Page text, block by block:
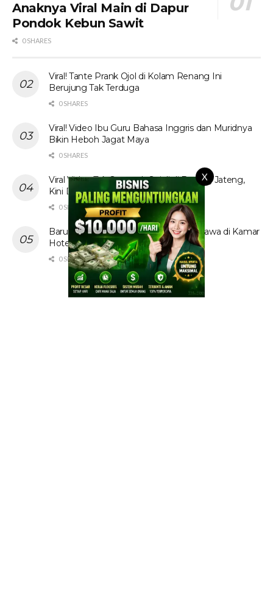
X
Anaknya Viral Main di Dapur
Pondok Kebun Sawit
0 SHARES
Viral! Tante Prank Ojol di Kolam Renang Ini
Berujung Tak Terduga
0 SHARES
Viral! Video Ibu Guru Bahasa Inggris dan Muridnya
Bikin Heboh Jagat Maya
0 SHARES
Viral Video Tak Senonoh Sejoli di Batang Jateng,
Kini Diburu
0 SHARES
Baru! Video Cewek Jilbab Cantik Asal Jawa di Kamar
Hotel Hebohkan Media Sosial
0 SHARES